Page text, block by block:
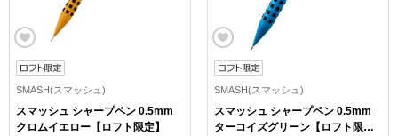
SMASH(スマッシュ)
スマッシュ シャープペン 0.5mm
クロムイエロー【ロフト限定】
SMASH(スマッシュ)
スマッシュ シャープペン 0.5mm
ターコイズグリーン【ロフト限